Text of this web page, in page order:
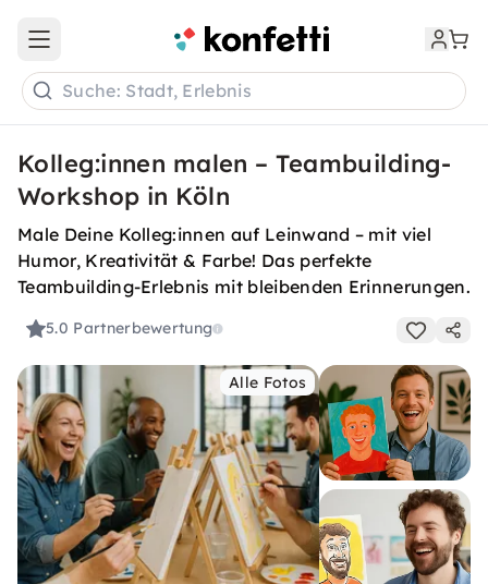
Open main menu
Suche: Stadt, Erlebnis
Kolleg:innen malen – Teambuilding-
Workshop in Köln
Male Deine Kolleg:innen auf Leinwand – mit viel
Humor, Kreativität & Farbe! Das perfekte
Teambuilding-Erlebnis mit bleibenden Erinnerungen.
5.0 Partnerbewertung
Alle Fotos